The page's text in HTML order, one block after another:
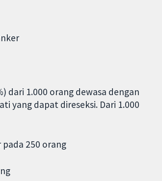
dari 1.000 orang dewasa dengan
yang dapat direseksi. Dari 1.000
250 orang